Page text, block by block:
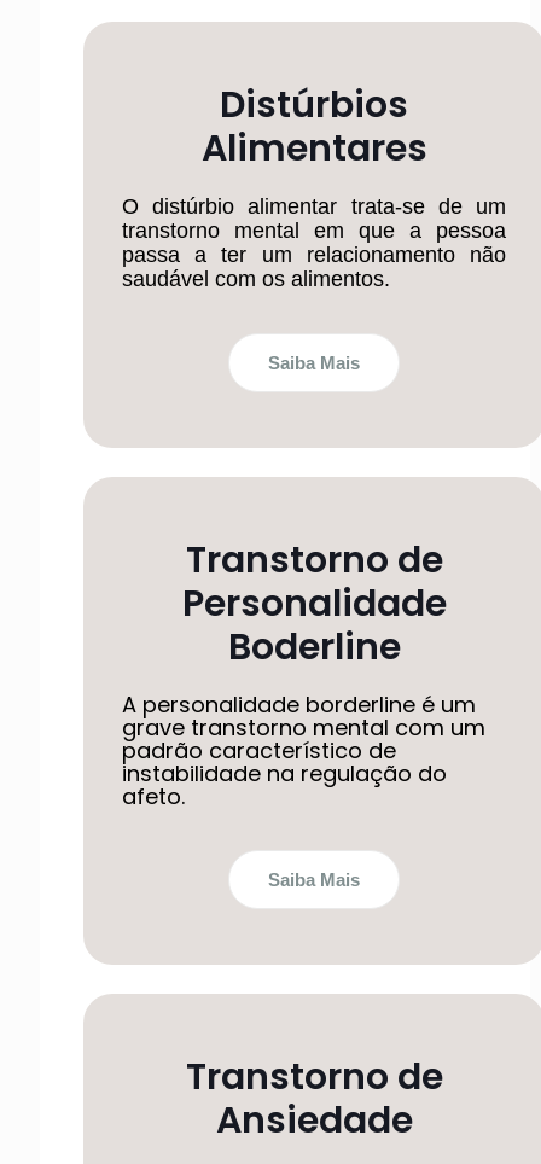
Distúrbios
Alimentares
O distúrbio alimentar trata-se de um
transtorno mental em que a pessoa
passa a ter um relacionamento não
saudável com os alimentos.
Saiba Mais
Transtorno de
Personalidade
Boderline
A personalidade borderline é um
grave transtorno mental com um
padrão característico de
instabilidade na regulação do
afeto.
Saiba Mais
Transtorno de
Ansiedade